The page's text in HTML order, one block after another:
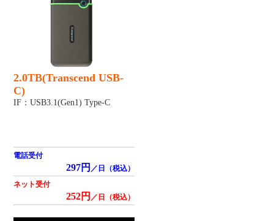
2.0TB(Transcend USB-
C)
IF：USB3.1(Gen1) Type-C
電話受付
297円 ／日（税込）
ネット受付
252円 ／日（税込）